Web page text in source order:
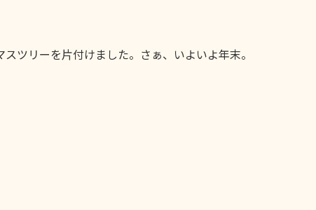
ツリーを片付けました。さぁ、いよいよ年末。